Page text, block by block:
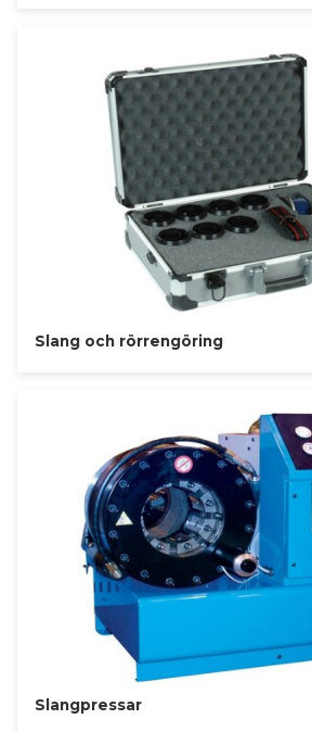
Slang och rörrengöring
Slangpressar